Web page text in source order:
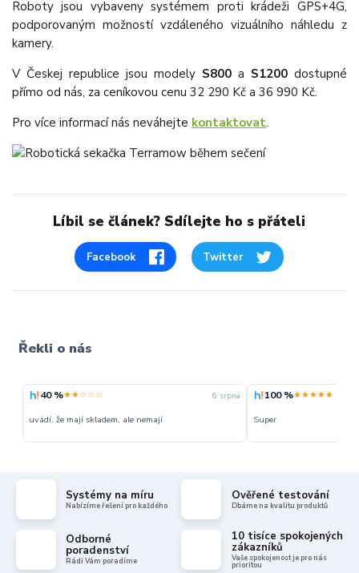
Roboty jsou vybaveny systémem proti krádeži GPS+4G,
podporovaným možností vzdáleného vizuálního náhledu z
kamery.
V Českej republice jsou modely S800a S1200dostupné
přímo od nás, za ceníkovou cenu 32 290 Kč a 36 990 Kč.
Pro více informací nás neváhejte kontaktovat.
Líbil se článek? Sdílejte ho s přáteli
Facebook Twitter
Řekli o nás
40 %★★☆☆☆ 6. srpna
uvádí, že mají skladem, ale nemají
100 %★★★★★
Super
Systémy na míru
Nabízíme řešení pro každého
Ověřené testování
Dbáme na kvalitu produktů
Odborné
poradenství
Rádi Vám poradíme
10 tisíce spokojených
zákazníků
Vaše spokojenost je pro nás
prioritou